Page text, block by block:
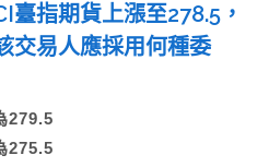
臺指期貨上漲至278.5，
交易人應採用何種委
279.5
275.5